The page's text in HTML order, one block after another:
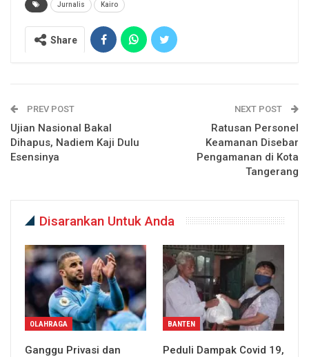
Jurnalis Kairo
Share
PREV POST
Ujian Nasional Bakal
Dihapus, Nadiem Kaji Dulu
Esensinya
NEXT POST
Ratusan Personel
Keamanan Disebar
Pengamanan di Kota
Tangerang
Disarankan Untuk Anda
OLAHRAGA
Ganggu Privasi dan
BANTEN
Peduli Dampak Covid 19,